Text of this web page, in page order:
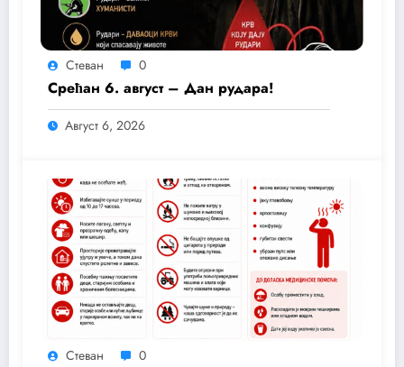
Стеван 0
Срећан 6. август – Дан рудара!
Август 6, 2026
Стеван 0